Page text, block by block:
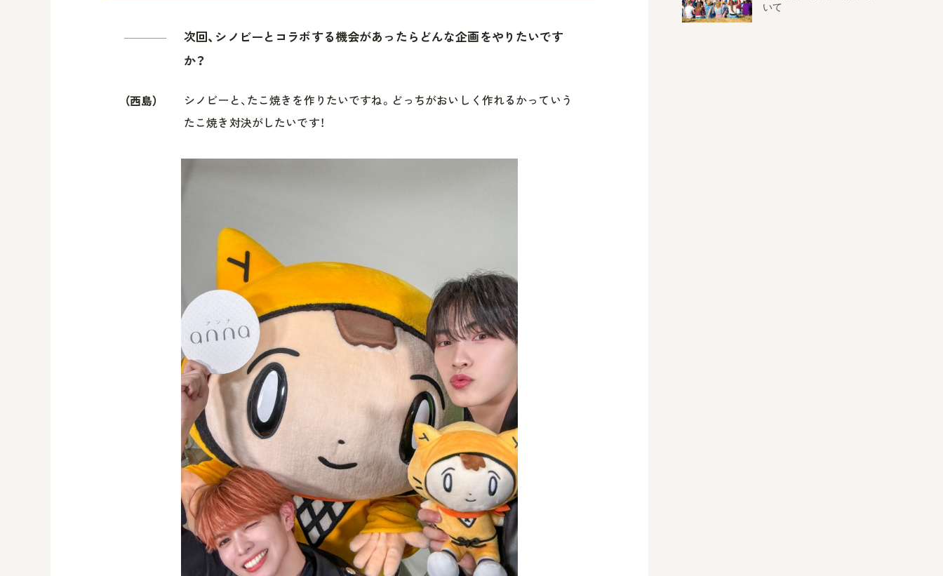
次回、シノビーとコラボする機会があったらどんな企画をやりたいです
か？
（西島）
シノビーと、たこ焼きを作りたいですね。どっちがおいしく作れるかっていう
たこ焼き対決がしたいです！
いて